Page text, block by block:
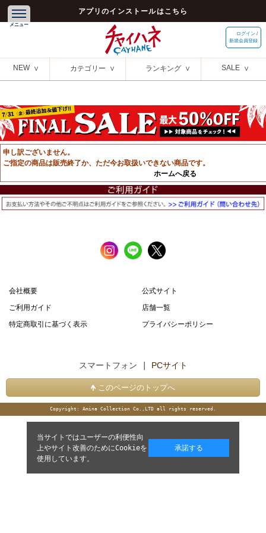
アプリのインストールはこちら
ログイン /
新規会員登録
NEW カテゴリー ランキング SALE
申し訳ございません。
ご指定の商品は販売終了か、ただ今お取扱いできない商品です。
ホームへ戻る
会社概要
公式サイト
ご利用ガイド
店舗一覧
特定商取引に基づく表示
プライバシーポリシー
スマートフォン | PCサイト
このページのトップへ
Copyright: Amina Collection Co.,LTD all rights reserved.
当サイトではユーザーの利便性向
上やサイト改善のためにCookieを
使用しています。
承諾する